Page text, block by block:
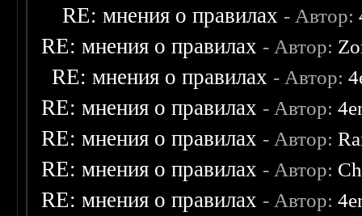
RE: мнения о правилах - Автор:
RE: мнения о правилах - Автор:
RE: мнения о правилах - Автор:
RE: мнения о правилах - Автор:
RE: мнения о правилах - Автор:
RE: мнения о правилах - Автор:
RE: мнения о правилах - Автор: